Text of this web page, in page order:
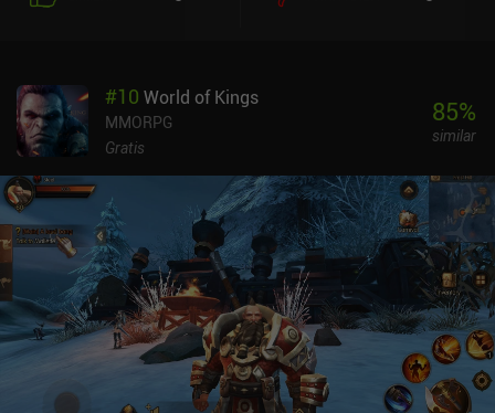
#10 World of Kings
MMORPG
Gratis
85%
similar